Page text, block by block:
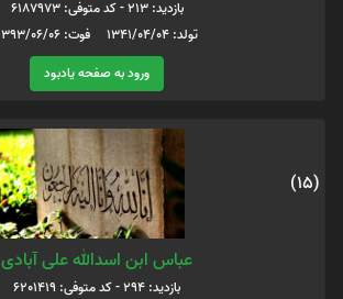
بازدید: 213 - کد متوفی: 6187973
تولد: 1341/04/04 فوت: 1393/06/06
ورود به صفحه یادبود
(15)
عباس ابن اسدالله علی آبادی
بازدید: 294 - کد متوفی: 6201419